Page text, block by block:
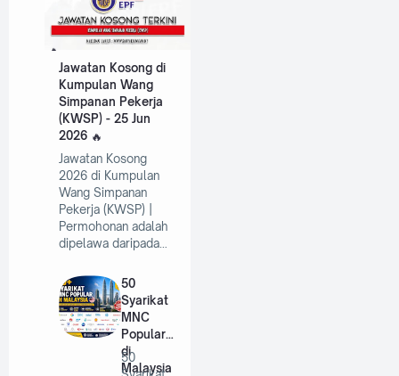
Jawatan Kosong di
Kumpulan Wang
Simpanan Pekerja
(KWSP) - 25 Jun
2026
Jawatan Kosong
2026 di Kumpulan
Wang Simpanan
Pekerja (KWSP) |
Permohonan adalah
dipelawa daripada…
50
Syarikat
MNC
Popular
di
Malaysia
50